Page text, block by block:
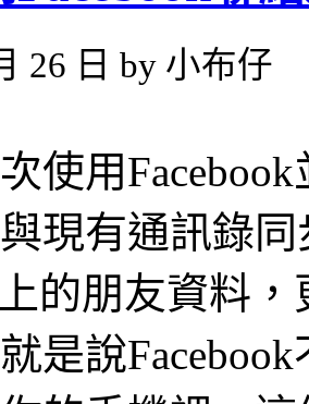
26 日 by 小布仔
使用
現有通訊錄
上的朋友資料
是說